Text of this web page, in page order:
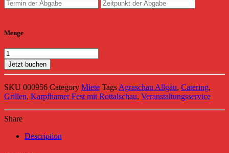
Menge
Jetzt buchen
SKU 000956 Category Miete Tags Agraschau Allgäu, Catering,
Grillen, Karpfhamer Fest mit Rottalschau, Veranstaltungsservice
Share
Description